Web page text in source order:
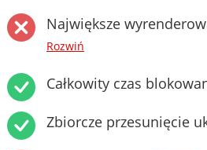
Największe
Rozwiń
Całkowity czas
Zbiorcze przesunięcie